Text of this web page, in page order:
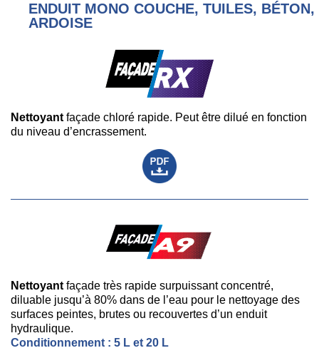
ENDUIT MONO COUCHE, TUILES, BÉTON,
ARDOISE
Nettoyant façade chloré rapide. Peut être dilué en fonction
du niveau d’encrassement.
Nettoyant façade très rapide surpuissant concentré,
diluable jusqu’à 80% dans de l’eau pour le nettoyage des
surfaces peintes, brutes ou recouvertes d’un enduit
hydraulique.
Conditionnement : 5 L et 20 L